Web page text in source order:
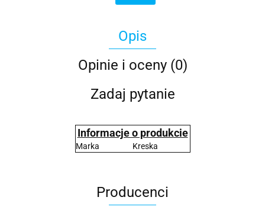
Opis
Opinie i oceny (0)
Zadaj pytanie
Informacje o produkcie
Marka Kreska
Producenci